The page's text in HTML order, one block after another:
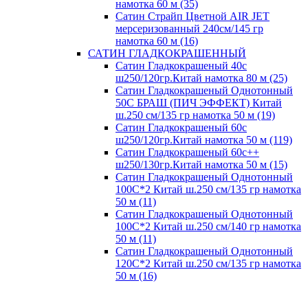
намотка 60 м (35)
Сатин Страйп Цветной AIR JET
мерсеризованный 240см/145 гр
намотка 60 м (16)
САТИН ГЛАДКОКРАШЕННЫЙ
Сатин Гладкокрашеный 40с
ш250/120гр.Китай намотка 80 м (25)
Сатин Гладкокрашеный Однотонный
50С БРАШ (ПИЧ ЭФФЕКТ) Китай
ш.250 см/135 гр намотка 50 м (19)
Сатин Гладкокрашеный 60с
ш250/120гр.Китай намотка 50 м (119)
Сатин Гладкокрашеный 60с++
ш250/130гр.Китай намотка 50 м (15)
Сатин Гладкокрашеный Однотонный
100С*2 Китай ш.250 см/135 гр намотка
50 м (11)
Сатин Гладкокрашеный Однотонный
100С*2 Китай ш.250 см/140 гр намотка
50 м (11)
Сатин Гладкокрашеный Однотонный
120С*2 Китай ш.250 см/135 гр намотка
50 м (16)